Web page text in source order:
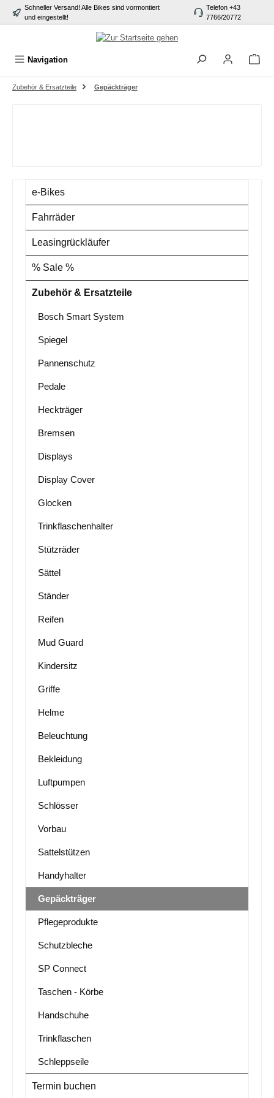
springen
Schneller Versand! Alle Bikes sind vormontiert
und eingestellt!
Telefon +43
7766/20772
Navigation
Zubehör & Ersatzteile Gepäckträger
e-Bikes
Fahrräder
Leasingrückläufer
% Sale %
Zubehör & Ersatzteile
Bosch Smart System
Spiegel
Pannenschutz
Pedale
Heckträger
Bremsen
Displays
Display Cover
Glocken
Trinkflaschenhalter
Stützräder
Sättel
Ständer
Reifen
Mud Guard
Kindersitz
Griffe
Helme
Beleuchtung
Bekleidung
Luftpumpen
Schlösser
Vorbau
Sattelstützen
Handyhalter
Gepäckträger
Pflegeprodukte
Schutzbleche
SP Connect
Taschen - Körbe
Handschuhe
Trinkflaschen
Schleppseile
Termin buchen